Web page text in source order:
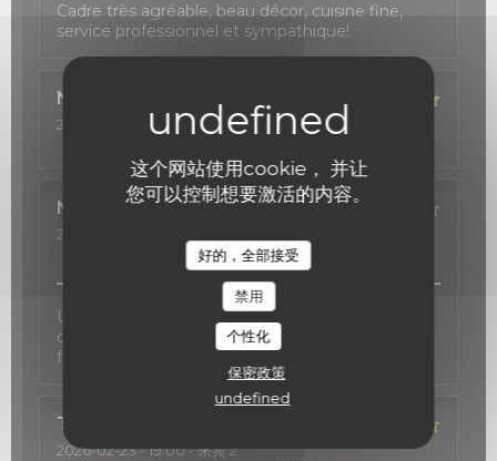
这个网站使用cookie， 并让
您可以控制想要激活的内容。
好的，全部接受
禁用
个性化
保密政策
undefined
Cadre très agréable, beau décor, cuisine fine,
service professionnel et sympathique!
Nadeen
2026-02-24
- 19:30 - 来宾 4
Nathalie S
2026-02-06
菜单 4/5 质价比
Une carte des vins d'exception, une cuisine
délicate inspirée au gré des saisons, et une salle
fort agréable.
TOSHIE
2026-02-23- 19:00 - 来宾 2